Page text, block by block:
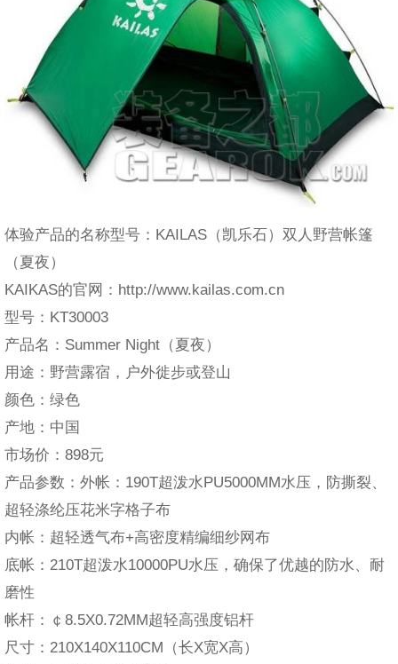
体验产品的名称型号：KAILAS（凯乐石）双人野营帐篷
（夏夜）
KAIKAS的官网：http://www.kailas.com.cn
型号：KT30003
产品名：Summer Night（夏夜）
用途：野营露宿，户外徙步或登山
颜色：绿色
产地：中国
市场价：898元
产品参数：外帐：190T超泼水PU5000MM水压，防撕裂、
超轻涤纶压花米字格子布
内帐：超轻透气布+高密度精编细纱网布
底帐：210T超泼水10000PU水压，确保了优越的防水、耐
磨性
帐杆：￠8.5X0.72MM超轻高强度铝杆
尺寸：210X140X110CM（长X宽X高）